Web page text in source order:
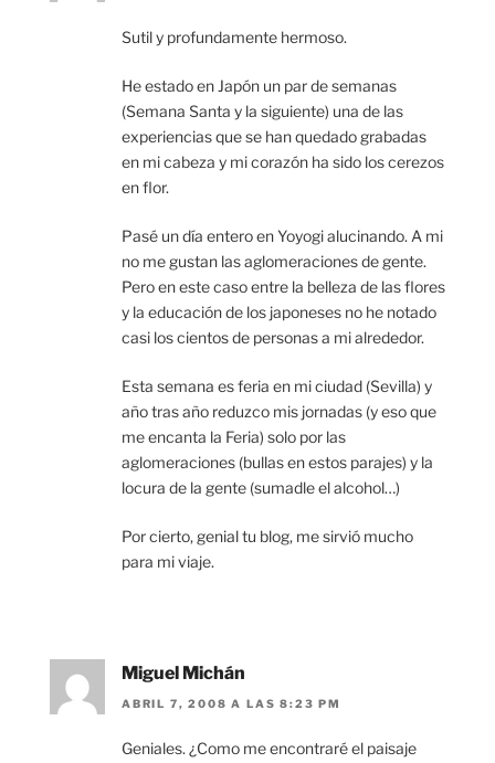
Sutil y profundamente hermoso.
He estado en Japón un par de semanas
(Semana Santa y la siguiente) una de las
experiencias que se han quedado grabadas
en mi cabeza y mi corazón ha sido los cerezos
en flor.
Pasé un día entero en Yoyogi alucinando. A mi
no me gustan las aglomeraciones de gente.
Pero en este caso entre la belleza de las flores
y la educación de los japoneses no he notado
casi los cientos de personas a mi alrededor.
Esta semana es feria en mi ciudad (Sevilla) y
año tras año reduzco mis jornadas (y eso que
me encanta la Feria) solo por las
aglomeraciones (bullas en estos parajes) y la
locura de la gente (sumadle el alcohol…)
Por cierto, genial tu blog, me sirvió mucho
para mi viaje.
Miguel Michán
ABRIL 7, 2008 A LAS 8:23 PM
Geniales. ¿Como me encontraré el paisaje